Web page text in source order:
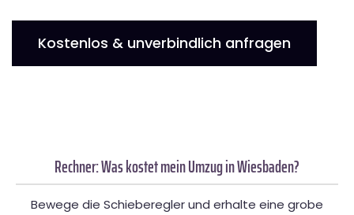
Kostenlos & unverbindlich anfragen
Rechner: Was kostet mein Umzug in Wiesbaden?
Bewege die Schieberegler und erhalte eine grobe